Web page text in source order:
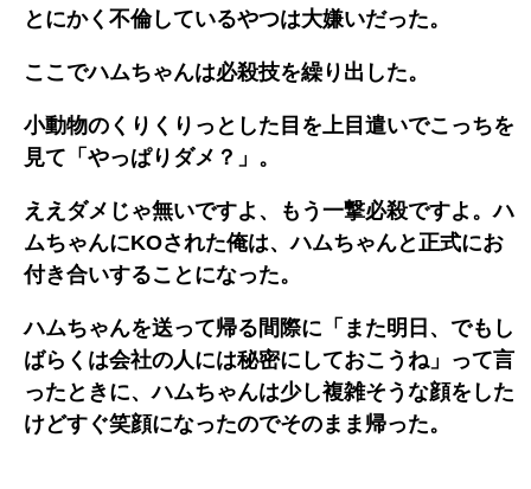
とにかく不倫しているやつは大嫌いだった。
ここでハムちゃんは必殺技を繰り出した。
小動物のくりくりっとした目を上目遣いでこっちを
見て「やっぱりダメ？」。
ええダメじゃ無いですよ、もう一撃必殺ですよ。ハ
ムちゃんにKOされた俺は、ハムちゃんと正式にお
付き合いすることになった。
ハムちゃんを送って帰る間際に「また明日、でもし
ばらくは会社の人には秘密にしておこうね」って言
ったときに、ハムちゃんは少し複雑そうな顔をした
けどすぐ笑顔になったのでそのまま帰った。